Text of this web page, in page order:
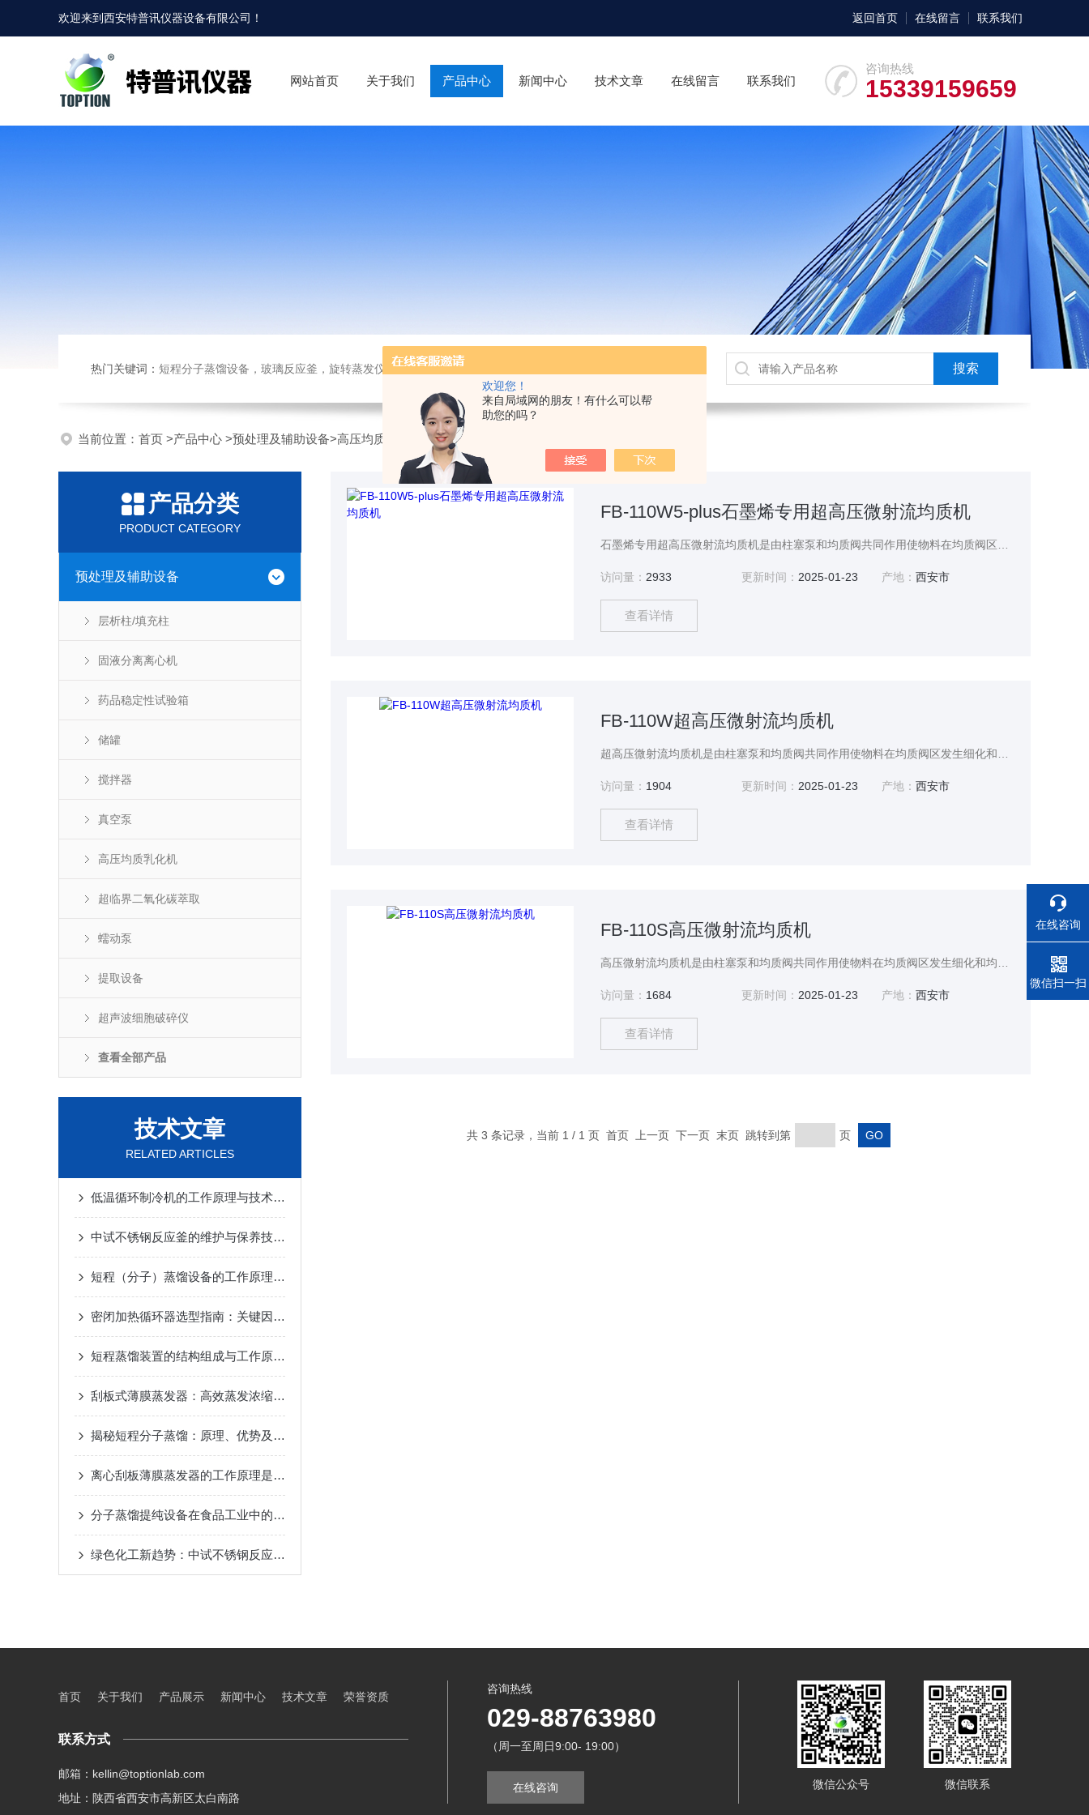
欢迎您！
来自局域网的朋友！有什么可以帮
助您的吗？
欢迎来到西安特普讯仪器设备有限公司 ！ 返回首页 在线留言 联系我们
咨询热线
15339159659
网站首页 关于我们 产品中心 新闻中心 技术文章 在线留言 联系我们
热门关键词： 短程分子蒸馏设备，玻璃反应釜，旋转蒸发仪，超声波破碎，恒温设备，喷雾干燥仪
当前位置： 首页 >产品中心 >预处理及辅助设备>高压均质乳化机
产品分类
PRODUCT CATEGORY
预处理及辅助设备
层析柱/填充柱
固液分离离心机
药品稳定性试验箱
储罐
搅拌器
真空泵
高压均质乳化机
超临界二氧化碳萃取
蠕动泵
提取设备
超声波细胞破碎仪
查看全部产品
技术文章
RELATED ARTICLES
低温循环制冷机的工作原理与技术优势
中试不锈钢反应釜的维护与保养技巧
短程（分子）蒸馏设备的工作原理及应用
密闭加热循环器选型指南：关键因素与考量
短程蒸馏装置的结构组成与工作原理
刮板式薄膜蒸发器：高效蒸发浓缩设备的深度解析
揭秘短程分子蒸馏：原理、优势及未来发展趋势
离心刮板薄膜蒸发器的工作原理是什么？
分子蒸馏提纯设备在食品工业中的应用
绿色化工新趋势：中试不锈钢反应釜的环保应用
FB-110W5-plus石墨烯专用超高压微射流均质机
访问量： 2933 更新时间： 2025-01-23 产地：西安市
查看详情
FB-110W超高压微射流均质机
访问量： 1904 更新时间： 2025-01-23 产地：西安市
查看详情
FB-110S高压微射流均质机
访问量： 1684 更新时间： 2025-01-23 产地：西安市
查看详情
共 3 条记录，当前 1 / 1 页 首页 上一页 下一页 末页 跳转到第 页
首页 关于我们 产品展示 新闻中心 技术文章 荣誉资质
联系方式
邮箱：kellin@toptionlab.com
地址：陕西省西安市高新区太白南路
咨询热线
029-88763980
（周一至周日9:00- 19:00）
在线咨询 微信公众号 微信联系
在线咨询
电话
微信扫一扫